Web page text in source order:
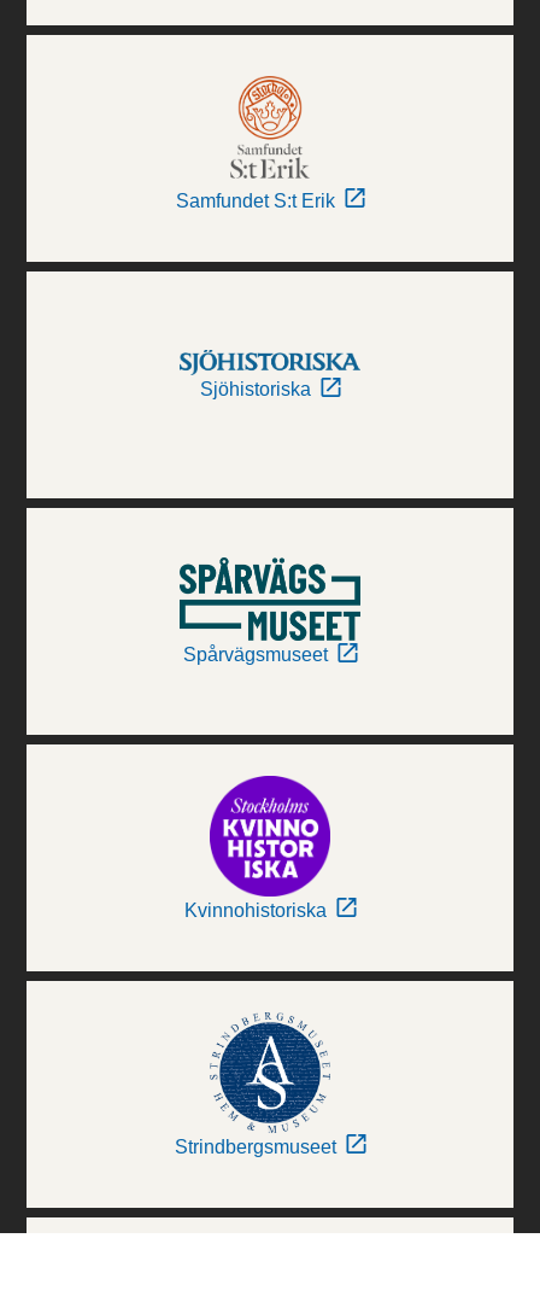
Samfundet S:t Erik
Sjöhistoriska
Spårvägsmuseet
Kvinnohistoriska
Strindbergsmuseet